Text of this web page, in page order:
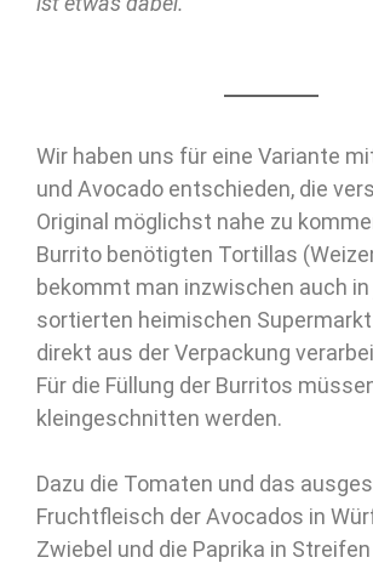
Wir haben uns für eine Variante
und Avocado entschieden, die
Original möglichst nahe zu
Burrito benötigten Tortillas
bekommt man inzwischen auch
sortierten heimischen
direkt aus der Verpackung
Für die Füllung der Burritos
kleingeschnitten werden.
Dazu die Tomaten und das
Fruchtfleisch der Avocados in
Zwiebel und die Paprika in